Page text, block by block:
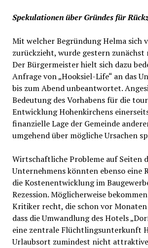
Spekulationen über Gründes für
Mit welcher Begründung Helma sich
zurückzieht, wurde gestern
Der Bürgermeister hielt sich dazu
Anfrage von „Hooksiel-Life“ an das
bis zum Abend unbeantwortet.
Bedeutung des Vorhabens für die
Entwicklung Hohenkirchens
finanzielle Lage der Gemeinde
umgehend über mögliche Ursachen
Wirtschaftliche Probleme auf Seiten
Unternehmens könnten ebenso eine
die Kostenentwicklung im
Rezession. Möglicherweise
Kritiker recht, die schon vor
dass die Umwandlung des Hotels
eine zentrale Flüchtlingsunterkunft
Urlaubsort zumindest nicht